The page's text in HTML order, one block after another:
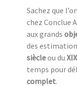
Sachez que
chez Conclue
aux grands
des
siècleou du
temps pour
complet.